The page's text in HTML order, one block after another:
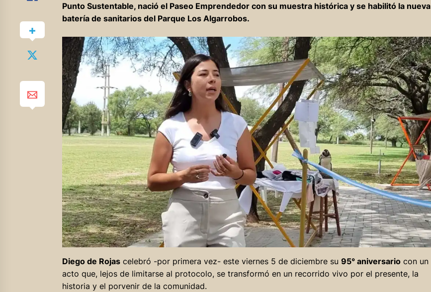
Punto Sustentable, nació el Paseo Emprendedor con su muestra histórica y se habilitó la nueva
batería de sanitarios del Parque Los Algarrobos.
Diego de Rojascelebró -por primera vez- este viernes 5 de diciembre su 95° aniversariocon un
acto que, lejos de limitarse al protocolo, se transformó en un recorrido vivo por el presente, la
historia y el porvenir de la comunidad.